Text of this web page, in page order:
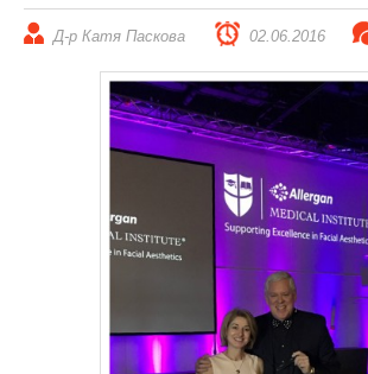
Д-р Катя Паскова 02.06.2016